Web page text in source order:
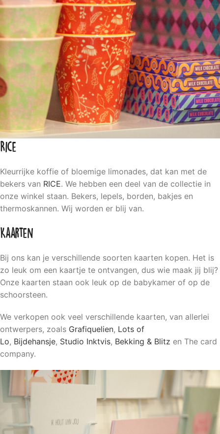
Rice
Kleurrijke koffie of bloemige limonades, dat kan met de
bekers van RICE. We hebben een deel van de collectie in
onze winkel staan. Bekers, lepels, borden, bakjes en
thermoskannen. Wij worden er blij van.
Kaarten
Bij ons kan je verschillende soorten kaarten kopen. Het is
zo leuk om een kaartje te ontvangen, dus wie maak jij blij?
Onze kaarten staan ook leuk op de babykamer of op de
schoorsteen.
We verkopen ook veel verschillende kaarten, van allerlei
ontwerpers, zoals Grafiquelien, Lots of
Lo, Bijdehansje, Studio Inktvis, Bekking & Blitz en The card
company.